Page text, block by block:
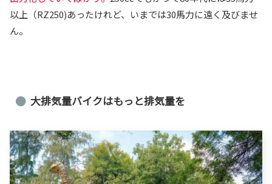
以上（RZ250)あったけれど、いまでは30馬力に遠く及びませ
ん。
大排気量バイクはもっと排気量を